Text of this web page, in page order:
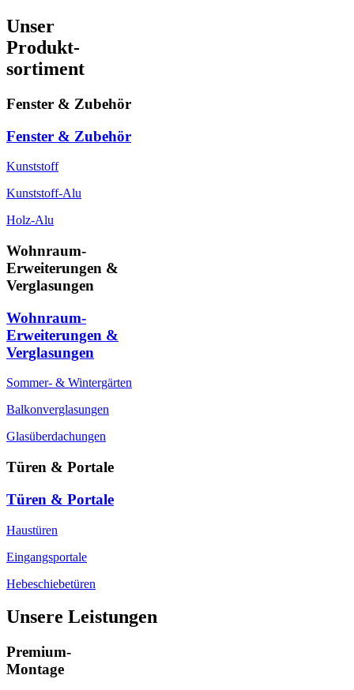
Unser
Produkt-
sortiment
Fenster & Zubehör
Fenster & Zubehör
Kunststoff
Kunststoff-Alu
Holz-Alu
Wohnraum-
Erweiterungen &
Verglasungen
Wohnraum-
Erweiterungen &
Verglasungen
Sommer- & Wintergärten
Balkonverglasungen
Glasüberdachungen
Türen & Portale
Türen & Portale
Haustüren
Eingangsportale
Hebeschiebetüren
Unsere Leistungen
Premium-
Montage